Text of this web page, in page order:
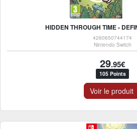
HIDDEN THROUGH TIME -
4260650744174
Nintendo Switch
29.95€
105 Points
Voir le produit